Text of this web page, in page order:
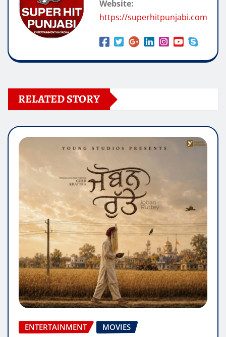
Website:
https://superhitpunjabi.com
RELATED STORY
ENTERTAINMENT MOVIES